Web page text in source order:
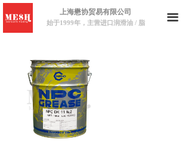
끀
上海懋协贸易有限公司
始于1999年，主营进口润滑油 / 脂